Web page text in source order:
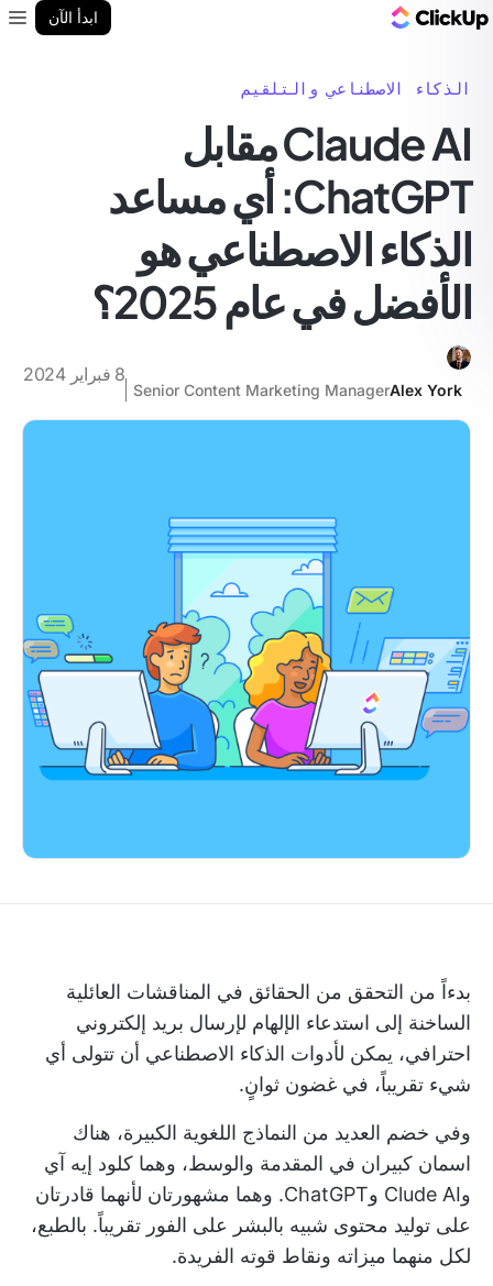
ابدأ الآن
الذكاء الاصطناعي والتلقيم
Claude AI مقابل
ChatGPT: أي مساعد
الذكاء الاصطناعي هو
الأفضل في عام 2025؟
Alex York
Senior Content Marketing Manager
8 فبراير 2024
بدءاً من التحقق من الحقائق في المناقشات العائلية
الساخنة إلى استدعاء الإلهام لإرسال بريد إلكتروني
احترافي، يمكن لأدوات الذكاء الاصطناعي أن تتولى أي
شيء تقريباً، في غضون ثوانٍ.
وفي خضم العديد من النماذج اللغوية الكبيرة، هناك
اسمان كبيران في المقدمة والوسط، وهما كلود إيه آي
وClude AI وChatGPT. وهما مشهورتان لأنهما قادرتان
على توليد محتوى شبيه بالبشر على الفور تقريباً. بالطبع،
لكل منهما ميزاته ونقاط قوته الفريدة.